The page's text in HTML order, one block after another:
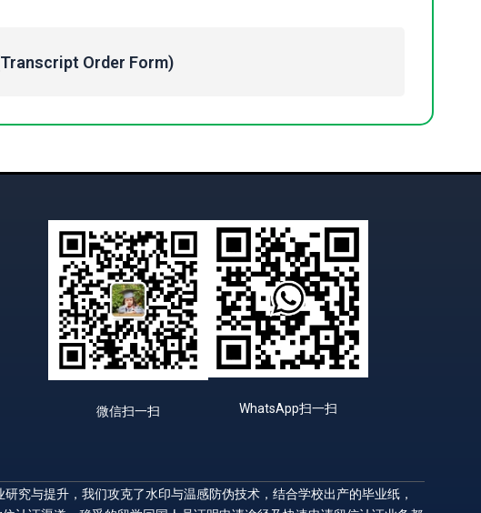
Order Form)
微信扫一扫 WhatsApp扫一扫
究与提升，我们攻克了水印与温感防伪技术，结合学校出产的毕业纸，